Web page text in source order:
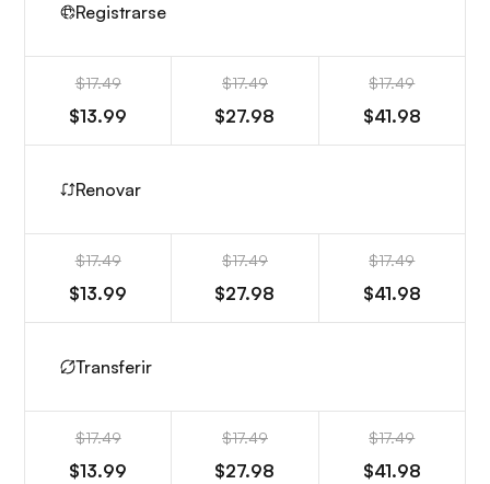
Registrarse
$17.49
$13.99
$17.49
$27.98
$17.49
$41.98
Renovar
$17.49
$13.99
$17.49
$27.98
$17.49
$41.98
Transferir
$17.49
$13.99
$17.49
$27.98
$17.49
$41.98